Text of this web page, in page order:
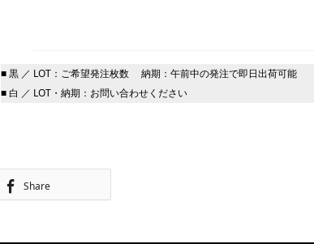
■ 黒 ／ LOT：ご希望発注枚数 納期：午前中の発注で即日出荷可能
■ 白 ／ LOT・納期：お問い合わせください
Share